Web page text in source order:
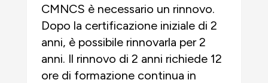
CMNCS è necessario un rinnovo.
Dopo la certificazione iniziale di 2
anni, è possibile rinnovarla per 2
anni. Il rinnovo di 2 anni richiede 12
ore di formazione continua in